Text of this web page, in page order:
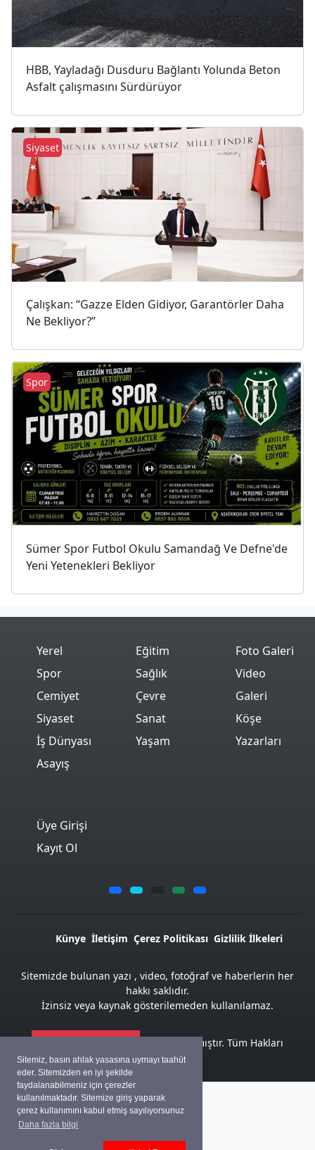
Sitemiz, basın ahlak yasasına uymayı taahüt
eder. Sitemizden en iyi şekilde
faydalanabilmeniz için çerezler
kullanılmaktadır. Sitemize giriş yaparak
çerez kullanımını kabul etmiş sayılıyorsunuz
Daha fazla bilgi
HBB, Yayladağı Dusduru Bağlantı Yolunda Beton
Asfalt çalışmasını Sürdürüyor
Çalışkan: “Gazze Elden Gidiyor, Garantörler Daha
Ne Bekliyor?”
Siyaset
Sümer Spor Futbol Okulu Samandağ Ve Defne'de
Yeni Yetenekleri Bekliyor
Spor
Yerel
Spor
Cemiyet
Siyaset
İş Dünyası
Asayış
Eğitim
Sağlık
Çevre
Sanat
Yaşam
Foto Galeri
Video
Galeri
Köşe
Yazarları
Üye Girişi
Kayıt Ol
Künye İletişim Çerez Politikası Gizlilik İlkeleri
Sitemizde bulunan yazı , video, fotoğraf ve haberlerin her
hakkı saklıdır.
İzinsiz veya kaynak gösterilemeden kullanılamaz.
ile hazırlanmıştır. Tüm Hakları
Saklıdır